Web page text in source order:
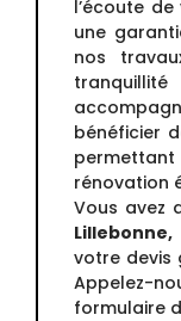
l’écoute
une
nos
bénéficier
rénovation
Vous avez
votre devis
Appelez-
formulaire